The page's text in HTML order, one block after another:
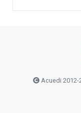
Acuedi